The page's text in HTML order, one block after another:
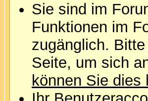
Sie sind im
Funktionen im
zugänglich.
Seite, um sich
können Sie dies